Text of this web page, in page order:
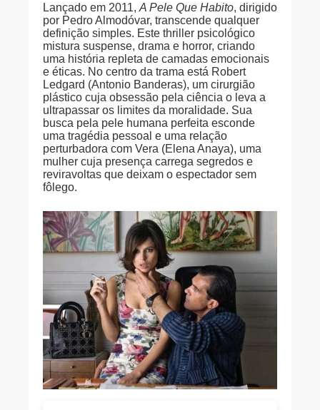
Lançado em 2011, A Pele Que Habito, dirigido
por Pedro Almodóvar, transcende qualquer
definição simples. Este thriller psicológico
mistura suspense, drama e horror, criando
uma história repleta de camadas emocionais
e éticas. No centro da trama está Robert
Ledgard (Antonio Banderas), um cirurgião
plástico cuja obsessão pela ciência o leva a
ultrapassar os limites da moralidade. Sua
busca pela pele humana perfeita esconde
uma tragédia pessoal e uma relação
perturbadora com Vera (Elena Anaya), uma
mulher cuja presença carrega segredos e
reviravoltas que deixam o espectador sem
fôlego.